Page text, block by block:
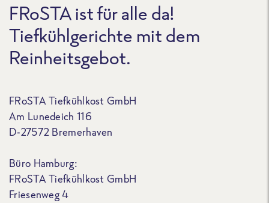
FRoSTA ist für alle da!
Tiefkühlgerichte mit dem
Reinheitsgebot.
FRoSTA Tiefkühlkost GmbH
Am Lunedeich 116
D-27572 Bremerhaven
Büro Hamburg:
FRoSTA Tiefkühlkost GmbH
Friesenweg 4